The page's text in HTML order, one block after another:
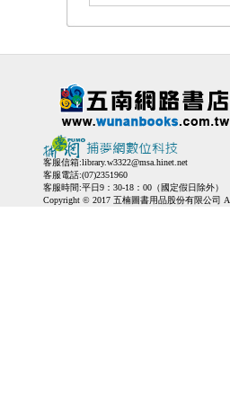
客服信箱:library.w3322@msa.hinet.net
客服電話:(07)2351960
客服時間:平日9：30-18：00（國定假日除外）
Copyright © 2017 五楠圖書用品股份有限公司